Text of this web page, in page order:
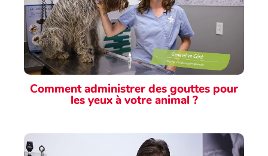
Comment administrer des gouttes pour
les yeux à votre animal ?